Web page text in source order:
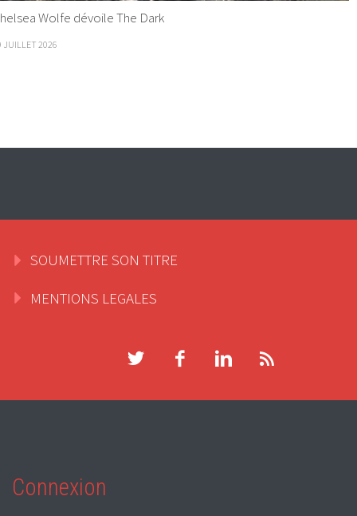
Wolfe dévoile The Dark
JUILLET 2026
SOUMETTRE SON TITRE
MENTIONS LEGALES
Connexion